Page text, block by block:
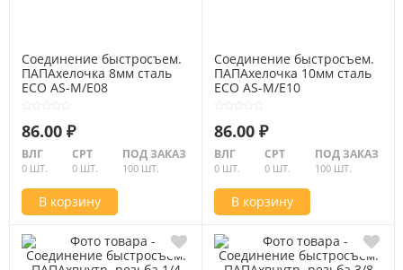
Соединение быстросъем.
ПАПАхелочка 8мм сталь
ECO AS-M/E08
86.00 ₽
ВЛГ
0 ШТ.
СРТ
0 ШТ.
ПОД ЗАКАЗ
100 ШТ.
В корзину
Соединение быстросъем.
ПАПАхелочка 10мм сталь
ECO AS-M/E10
86.00 ₽
ВЛГ
0 ШТ.
СРТ
0 ШТ.
ПОД ЗАКАЗ
100 ШТ.
В корзину